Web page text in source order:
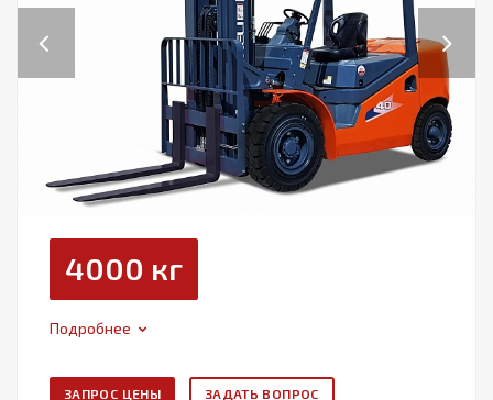
4000 кг
Подробнее
ЗАПРОС ЦЕНЫ ЗАДАТЬ ВОПРОС